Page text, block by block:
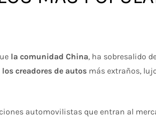
la comunidad China, ha sobresalido
los creadores de autos más extraños,
automovilistas que entran al